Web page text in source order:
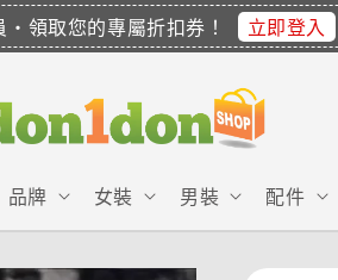
・領取您的專屬折扣券！ 立即登入
品牌 女裝 男裝 配件